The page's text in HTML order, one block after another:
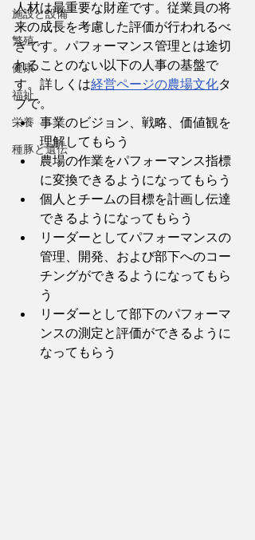
施設と設備
繁殖
健康
福祉
栄養
種豚と遺伝
人材は最重要な財産です。従業員の将
来の成長を考慮した評価が行われるべ
きです。パフォーマンス管理とは途切
れることのない以下の人事の基盤で
す。詳しくは経営ページの農場文化タ
ブで。
事業のビジョン、戦略、価値観を
理解してもらう
農場の作業をパフォーマンス指標
に変換できるようになってもらう
個人とチームの目標を計画し伝達
できるようになってもらう
リーダーとしてパフォーマンスの
管理、開発、および部下へのコー
チングができるようになってもら
う
リーダーとして部下のパフォーマ
ンスの測定と評価ができるように
なってもらう